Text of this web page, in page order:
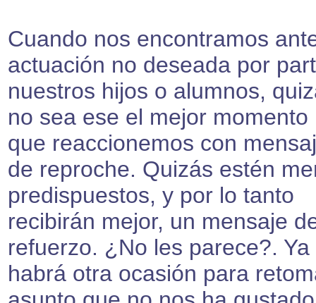
Cuando nos encontramos
actuación no deseada por
nuestros hijos o alumnos,
no sea ese el mejor momento
que reaccionemos con
de reproche. Quizás estén
predispuestos, y por lo tanto
recibirán mejor, un mensaje
refuerzo. ¿No les parece?. Ya
habrá otra ocasión para